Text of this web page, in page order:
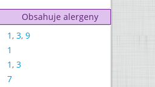
Obsahuje alergeny
1, 3, 9
1
1, 3
7